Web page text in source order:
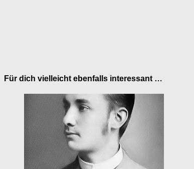
Für dich vielleicht ebenfalls interessant …